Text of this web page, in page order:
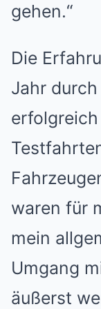
gehen.“
Die
Jahr
waren für
mein
Umgang
äußerst